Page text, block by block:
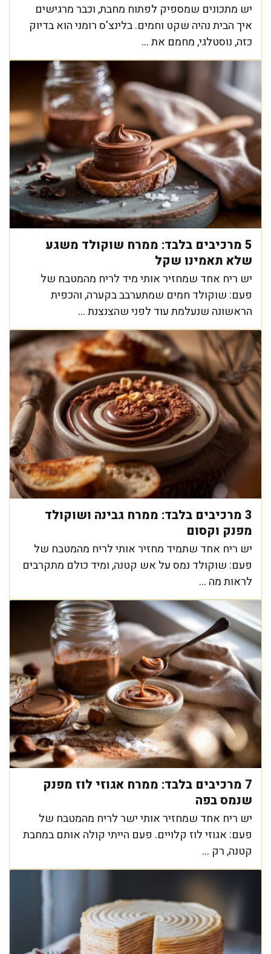
יש מתכונים שמספיק לפתוח מחבת, וכבר מרגישים
איך הבית נהיה שקט וחמים. בלינצ'ס רומני הוא בדיוק
כזה, נוסטלגי, מחמם את ...
5 מרכיבים בלבד: ממרח שוקולד משגע
שלא תאמינו שקל
יש ריח אחד שמחזיר אותי מיד לריח מהמטבח של
פעם: שוקולד חמים שמתערבב בקערה, והכפית
הראשונה שנעלמת עוד לפני שהצנצנת ...
3 מרכיבים בלבד: ממרח גבינה ושוקולד
מפנק וקסום
יש ריח אחד שתמיד מחזיר אותי לריח מהמטבח של
פעם: שוקולד נמס על אש קטנה, ומיד כולם מתקרבים
לראות מה ...
7 מרכיבים בלבד: ממרח אגוזי לוז מפנק
שנמס בפה
יש ריח אחד שמחזיר אותי ישר לריח מהמטבח של
פעם: אגוזי לוז קלויים. פעם הייתי קולה אותם במחבת
קטנה, רק ...